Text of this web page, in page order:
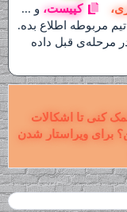
کپیست، و ...
مربوطه اطلاع بده.
مرحله‌ی قبل داده
کنی تا اشکالات
برای ویراستار شدن